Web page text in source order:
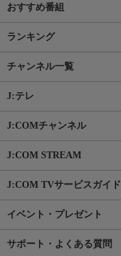
おすすめ番組
ランキング
チャンネル一覧
J:テレ
J:COMチャンネル
J:COM STREAM
J:COM TVサービスガイド
イベント・プレゼント
サポート・よくある質問